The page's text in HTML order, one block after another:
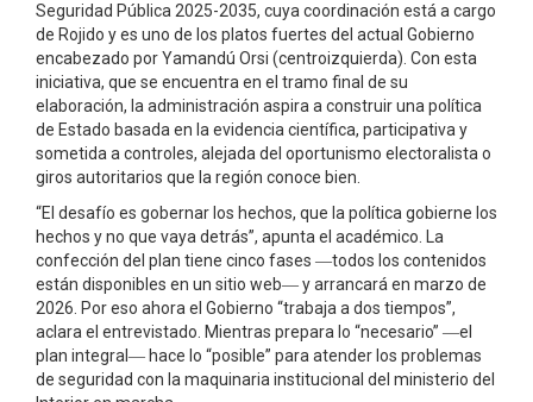
Seguridad Pública 2025-2035, cuya coordinación está a cargo
de Rojido y es uno de los platos fuertes del actual Gobierno
encabezado por Yamandú Orsi (centroizquierda). Con esta
iniciativa, que se encuentra en el tramo final de su
elaboración, la administración aspira a construir una política
de Estado basada en la evidencia científica, participativa y
sometida a controles, alejada del oportunismo electoralista o
giros autoritarios que la región conoce bien.
“El desafío es gobernar los hechos, que la política gobierne los
hechos y no que vaya detrás”, apunta el académico. La
confección del plan tiene cinco fases ―todos los contenidos
están disponibles en un sitio web― y arrancará en marzo de
2026. Por eso ahora el Gobierno “trabaja a dos tiempos”,
aclara el entrevistado. Mientras prepara lo “necesario” ­―el
plan integral― hace lo “posible” para atender los problemas
de seguridad con la maquinaria institucional del ministerio del